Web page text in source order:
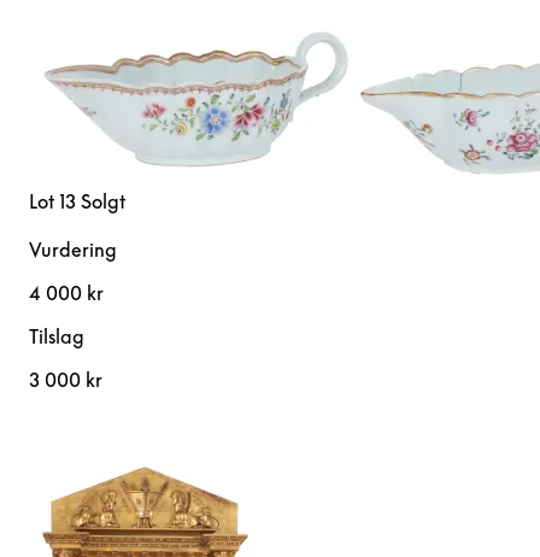
Lot 13 Solgt
Vurdering
4 000 kr
Tilslag
3 000 kr